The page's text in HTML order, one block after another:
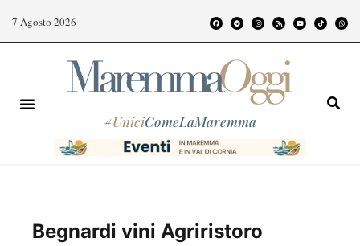
7 Agosto 2026
#UniciComeLaMaremma
Begnardi vini Agriristoro